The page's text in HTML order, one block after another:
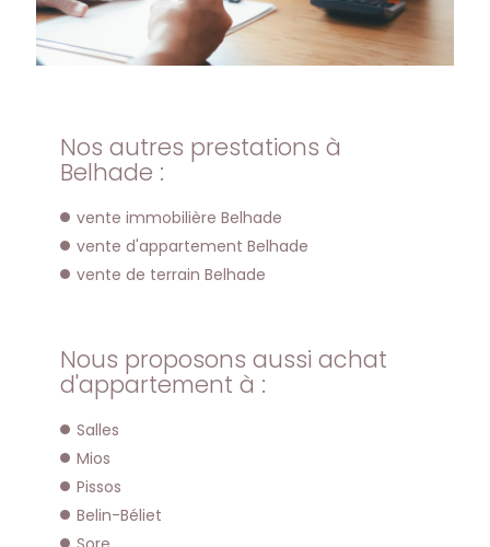
Nos autres prestations à
Belhade :
vente immobilière Belhade
vente d'appartement Belhade
vente de terrain Belhade
Nous proposons aussi achat
d'appartement à :
Salles
Mios
Pissos
Belin-Béliet